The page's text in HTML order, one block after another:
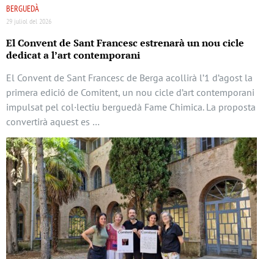
BERGUEDÀ
29 juliol del 2026
El Convent de Sant Francesc estrenarà un nou cicle
dedicat a l’art contemporani
El Convent de Sant Francesc de Berga acollirà l’1 d’agost la
primera edició de Comitent, un nou cicle d’art contemporani
impulsat pel col·lectiu berguedà Fame Chimica. La proposta
convertirà aquest es …